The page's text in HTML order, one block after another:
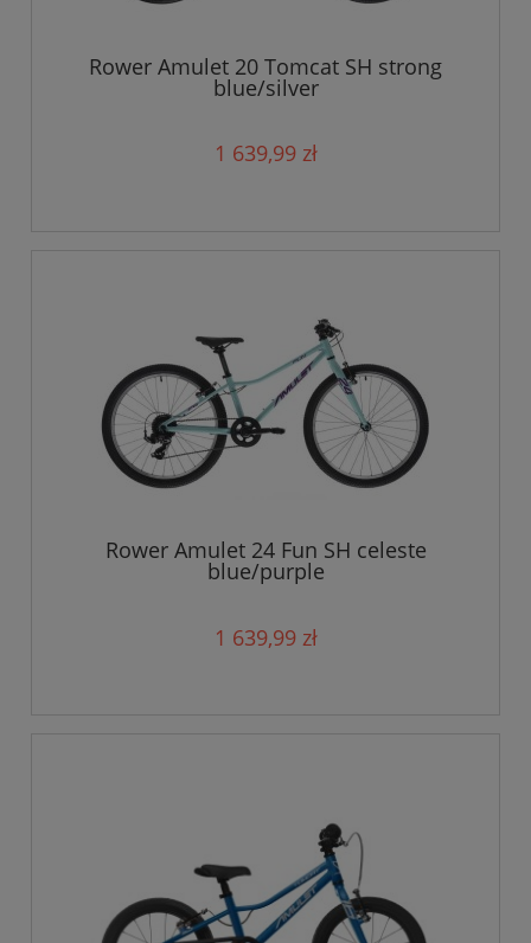
Rower Amulet 20 Tomcat SH strong
blue/silver
1 639,99 zł
Rower Amulet 24 Fun SH celeste
blue/purple
1 639,99 zł